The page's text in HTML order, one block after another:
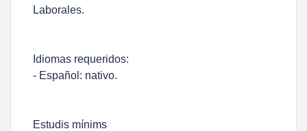
Laborales.
Idiomas requeridos:
- Español: nativo.
Estudis mínims